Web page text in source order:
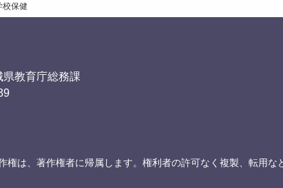
校保健
教育庁総務課
は、著作権者に帰属します。権利者の許可なく複製、転用な